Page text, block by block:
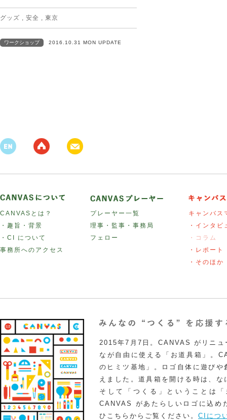
グッズ , 安全 , 東京
ワークショップ 2016.10.31 MON UPDATE
CANVASとは？
・趣旨・背景
・CI について
事務所へのアクセス
プレーヤー一覧
理事・監事・事務局
フェロー
キャンバス
・インタビ
・コラム
・レポート
・そのほか
2015年7月7日。CANVAS がリニュ
なが自由に使える「お道具箱」。
のヒミツ基地」。ロゴ自体に遊び
えました。道具箱を開ける時は、
そして「つくる」ということは
CANVAS があたらしいロゴに込め
ひこちらからご覧ください。 CIにつ